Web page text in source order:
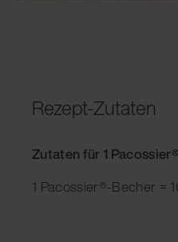
Rezept-Zutaten
Zutaten für 1
1 Pacossier®-Becher =